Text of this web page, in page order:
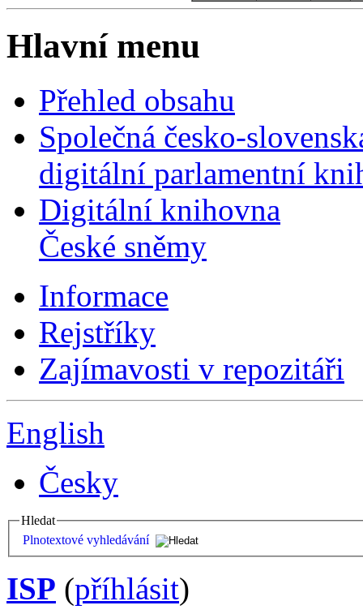
Hlavní menu
Přehled obsahu
Společná česko-
digitální parlamentní
Digitální knihovna
České sněmy
Informace
Rejstříky
Zajímavosti v repozitáři
English
Česky
Hledat
Plnotextové vyhledávání
ISP (příhlásit)